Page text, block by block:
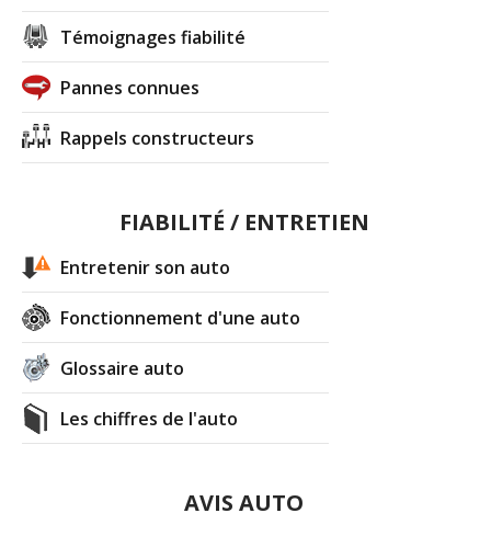
Témoignages fiabilité
Pannes connues
Rappels constructeurs
FIABILITÉ / ENTRETIEN
Entretenir son auto
Fonctionnement d'une auto
Glossaire auto
Les chiffres de l'auto
AVIS AUTO